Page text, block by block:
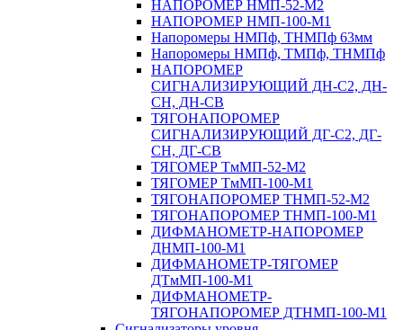
НАПОРОМЕР НМП-52-М2
НАПОРОМЕР НМП-100-М1
Напоромеры НМПф, ТНМПф 63мм
Напоромеры НМПф, ТМПф, ТНМПф
НАПОРОМЕР
СИГНАЛИЗИРУЮЩИЙ ДН-С2, ДН-
СН, ДН-СВ
ТЯГОНАПОРОМЕР
СИГНАЛИЗИРУЮЩИЙ ДГ-С2, ДГ-
СН, ДГ-СВ
ТЯГОМЕР ТмМП-52-М2
ТЯГОМЕР ТмМП-100-М1
ТЯГОНАПОРОМЕР ТНМП-52-М2
ТЯГОНАПОРОМЕР ТНМП-100-М1
ДИФМАНОМЕТР-НАПОРОМЕР
ДНМП-100-М1
ДИФМАНОМЕТР-ТЯГОМЕР
ДТмМП-100-М1
ДИФМАНОМЕТР-
ТЯГОНАПОРОМЕР ДТНМП-100-М1